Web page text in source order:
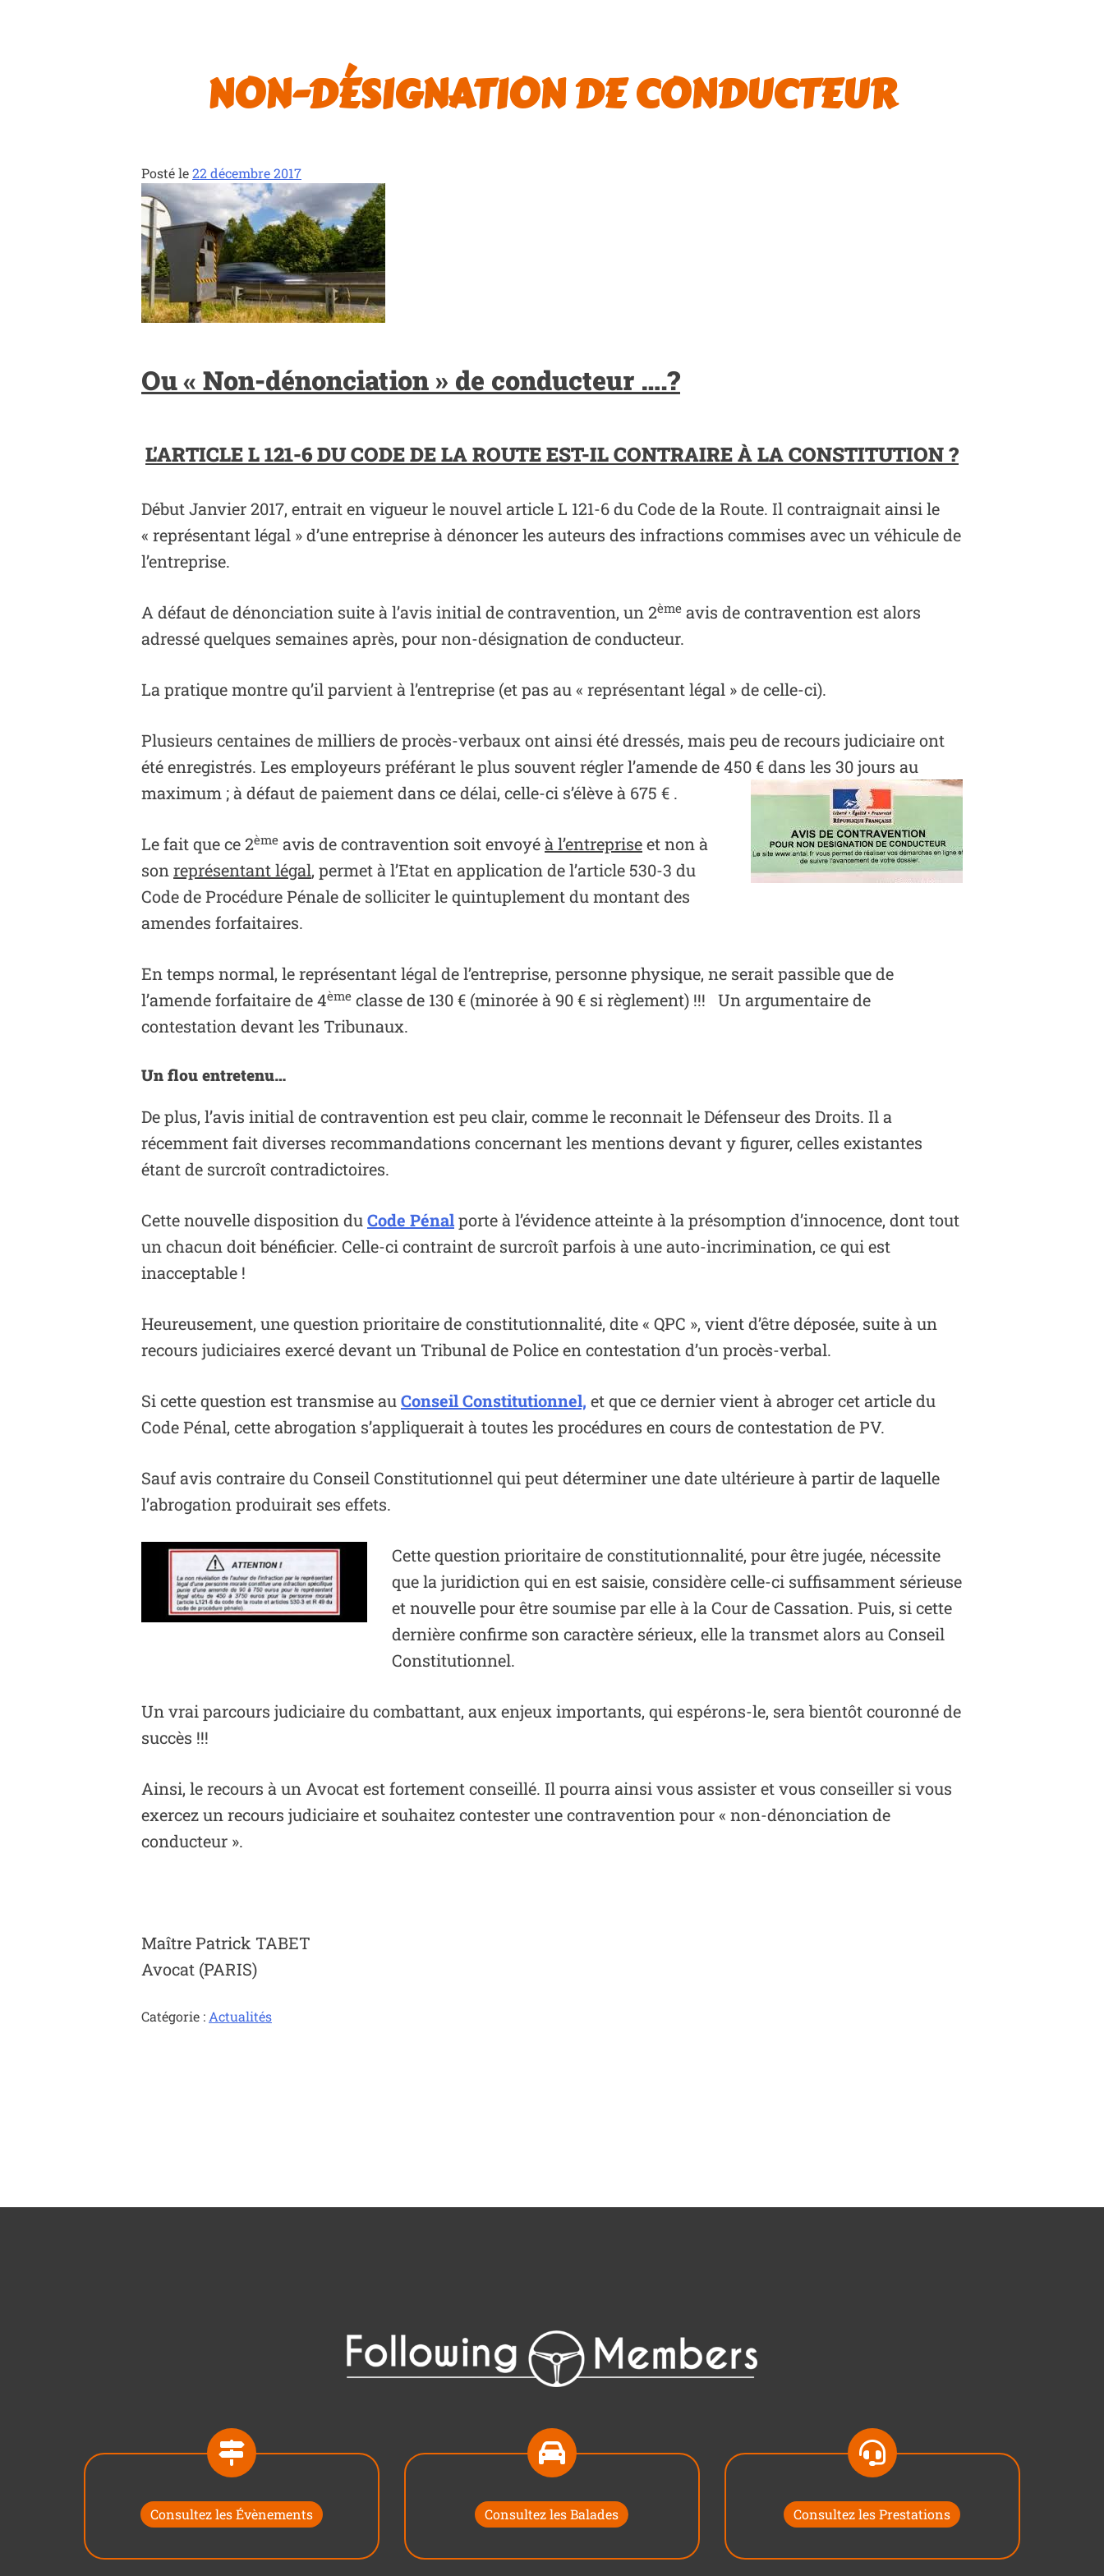
NON-DÉSIGNATION DE CONDUCTEUR
Posté le22 décembre 2017
Ou « Non-dénonciation » de conducteur ….?
L’ARTICLE L 121-6 DU CODE DE LA ROUTE EST-IL CONTRAIRE À LA CONSTITUTION?
Début Janvier 2017, entrait en vigueur le nouvel article L 121-6 du Code de la Route. Il contraignait ainsi le
« représentant légal » d’une entreprise à dénoncer les auteurs des infractions commises avec un véhicule de
l’entreprise.
A défaut de dénonciation suite à l’avis initial de contravention, un 2ème avis de contravention est alors
adressé quelques semaines après, pour non-désignation de conducteur.
La pratique montre qu’il parvient à l’entreprise (et pas au « représentant légal » de celle-ci).
Plusieurs centaines de milliers de procès-verbaux ont ainsi été dressés, mais peu de recours judiciaire ont
été enregistrés. Les employeurs préférant le plus souvent régler l’amende de 450 € dans les 30 jours au
maximum ; à défaut de paiement dans ce délai, celle-ci s’élève à 675 € .
Le fait que ce 2ème avis de contravention soit envoyéà l’entrepriseet non à
sonreprésentant légal, permet à l’Etat en application de l’article 530-3 du
Code de Procédure Pénale de solliciter le quintuplement du montant des
amendes forfaitaires.
En temps normal, le représentant légal de l’entreprise, personne physique, ne serait passible que de
l’amende forfaitaire de 4ème classe de 130 € (minorée à 90 € si règlement) !!! Un argumentaire de
contestation devant les Tribunaux.
Un flou entretenu…
De plus, l’avis initial de contravention est peu clair, comme le reconnait le Défenseur des Droits. Il a
récemment fait diverses recommandations concernant les mentions devant y figurer, celles existantes
étant de surcroît contradictoires.
Cette nouvelle disposition duCode Pénalporte à l’évidence atteinte à la présomption d’innocence, dont tout
un chacun doit bénéficier. Celle-ci contraint de surcroît parfois à une auto-incrimination, ce qui est
inacceptable !
Heureusement, une question prioritaire de constitutionnalité, dite « QPC », vient d’être déposée, suite à un
recours judiciaires exercé devant un Tribunal de Police en contestation d’un procès-verbal.
Si cette question est transmise auConseil Constitutionnel, et que ce dernier vient à abroger cet article du
Code Pénal, cette abrogation s’appliquerait à toutes les procédures en cours de contestation de PV.
Sauf avis contraire du Conseil Constitutionnel qui peut déterminer une date ultérieure à partir de laquelle
l’abrogation produirait ses effets.
Cette question prioritaire de constitutionnalité, pour être jugée, nécessite
que la juridiction qui en est saisie, considère celle-ci suffisamment sérieuse
et nouvelle pour être soumise par elle à la Cour de Cassation. Puis, si cette
dernière confirme son caractère sérieux, elle la transmet alors au Conseil
Constitutionnel.
Un vrai parcours judiciaire du combattant, aux enjeux importants, qui espérons-le, sera bientôt couronné de
succès !!!
Ainsi, le recours à un Avocat est fortement conseillé. Il pourra ainsi vous assister et vous conseiller si vous
exercez un recours judiciaire et souhaitez contester une contravention pour « non-dénonciation de
conducteur ».
Maître Patrick TABET
Avocat (PARIS)
Catégorie :Actualités
Consultez les Évènements Consultez les Balades Consultez les Prestations